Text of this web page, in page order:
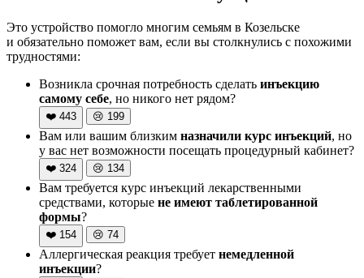
Это устройство помогло многим семьям в Козельске
и обязательно поможет вам, если вы столкнулись с похожими
трудностями:
Возникла срочная потребность сделать инъекцию
самому себе, но никого нет рядом?
❤️ 443 😢 199
Вам или вашим близким назначили курс инъекций, но
у вас нет возможности посещать процедурный кабинет?
❤️ 324 😢 134
Вам требуется курс инъекций лекарственными
средствами, которые не имеют таблетированной
формы?
❤️ 154 😢 74
Аллергическая реакция требует немедленной
инъекции?